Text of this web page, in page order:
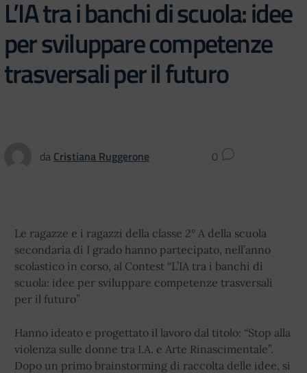
L’IA tra i banchi di scuola: idee
per sviluppare competenze
trasversali per il futuro
da Cristiana Ruggerone 0
Le ragazze e i ragazzi della classe 2° A della scuola
secondaria di I grado hanno partecipato, nell’anno
scolastico in corso, al Contest “L’IA tra i banchi di
scuola: idee per sviluppare competenze trasversali
per il futuro”
Hanno ideato e progettato il lavoro dal titolo: “Stop alla
violenza sulle donne tra I.A. e Arte Rinascimentale”.
Dopo un primo brainstorming di raccolta delle idee, si